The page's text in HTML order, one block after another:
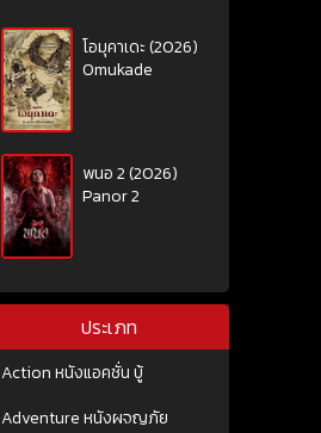
โอมุคาเดะ (2026)
Omukade
พนอ 2 (2026)
Panor 2
ประเภท
Action หนังแอคชั่น บู้
Adventure หนังผจญภัย